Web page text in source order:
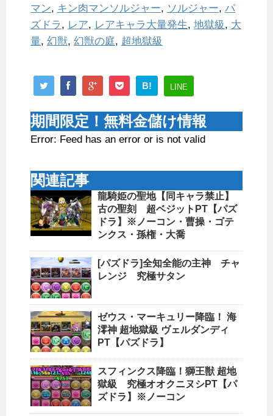
マン, キン肉マンソルジャー, ソルジャー, パ
ズドラ , レア, レアキャラ大量発生, 地獄級, 大
量, 幻獣, 幻獣の庭, 超地獄級
B! LINE
期間限定！無料金儲け情報
Error: Feed has an error or is not valid
関連記事
龍騎姫の聖地【同キャラ禁止】
古の聖刻 超ベジットPT【パズ
ドラ】※ノーコン・曹操・ゴテ
ンクス・孫権・大喬
[パズドラ]全知全能の主神 チャ
レンジ 究極サタン
ゼウス・マーキュリー降臨！ 海
澪神 超地獄級 ヴェルダンディ
PT【パズドラ】
スフィンクス降臨！獅王獣 超地
獄級 究極オオクニヌシPT【パ
ズドラ】※ノーコン